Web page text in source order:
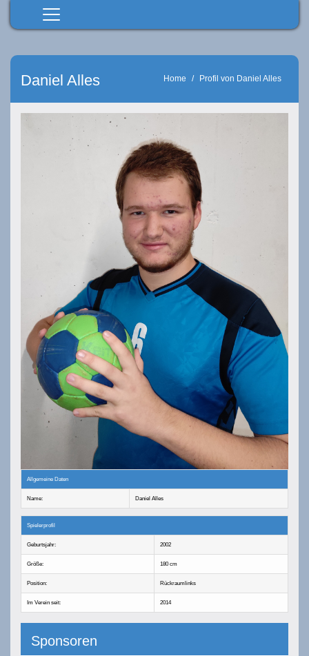
Spielbetrieb
Daniel Alles Home Profil von Daniel Alles
Allgemeine Daten
Name: Daniel Alles
Spielerprofil
Geburtsjahr: 2002
Größe: 180 cm
Position: Rückraumlinks
Im Verein seit: 2014
Sponsoren